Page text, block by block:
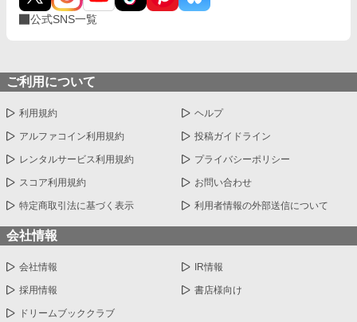
公式SNS一覧
ご利用について
利用規約 ヘルプ
アルファコイン利用規約 投稿ガイドライン
レンタルサービス利用規約 プライバシーポリシー
スコア利用規約 お問い合わせ
特定商取引法に基づく表示 利用者情報の外部送信について
会社情報
会社情報 IR情報
採用情報 書店様向け
ドリームブッククラブ